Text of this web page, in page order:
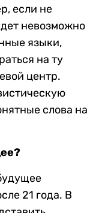
если не
невозможно
языки,
на ту
центр.
слова на
21 года. В